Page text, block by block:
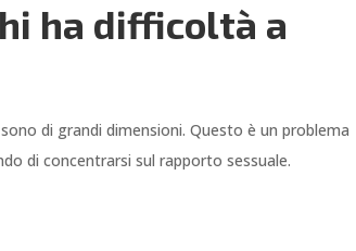
ha difficoltà a
di grandi dimensioni. Questo è un problema
di concentrarsi sul rapporto sessuale.